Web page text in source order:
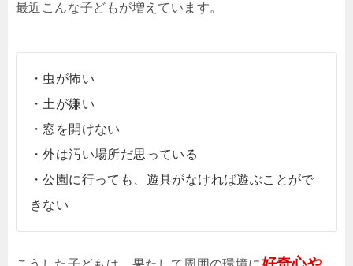
最近こんな子どもが増えています。
・虫が怖い
・土が嫌い
・窓を開けない
・外は汚い場所だ思っている
・公園に行っても、遊具がなければ遊ぶことがで
きない